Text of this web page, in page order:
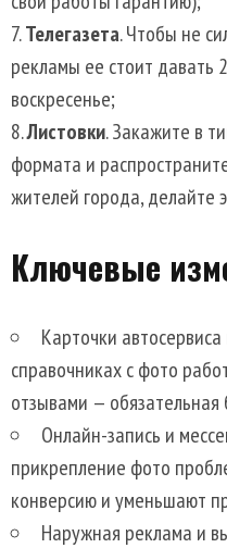
Телегазета. Чтобы не
рекламы ее стоит давать
воскресенье;
Листовки. Закажите в
формата и
жителей города, делайте
Ключевые
Карточки
справочниках с фото
отзывами — обязательная
Онлайн-запись и
прикрепление фото
конверсию и уменьшают
Наружная реклама и